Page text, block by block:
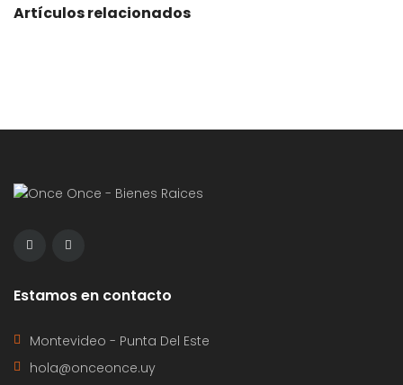
Artículos relacionados
Estamos en contacto
Montevideo - Punta Del Este
hola@onceonce.uy